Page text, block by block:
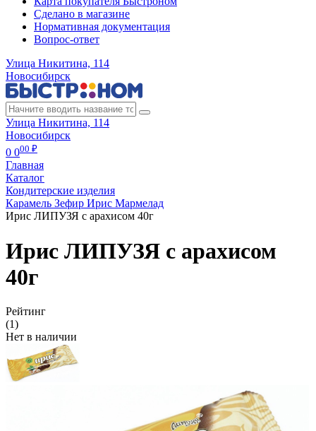
Сделано в магазине
Нормативная документация
Вопрос-ответ
Улица Никитина, 114
Новосибирск
Улица Никитина, 114
Новосибирск
0 000 ₽
Главная
Каталог
Кондитерские изделия
Карамель Зефир Ирис Мармелад
Ирис ЛИПУЗЯ с арахисом 40г
Ирис ЛИПУЗЯ с арахисом
40г
Рейтинг
(1)
Нет в наличии